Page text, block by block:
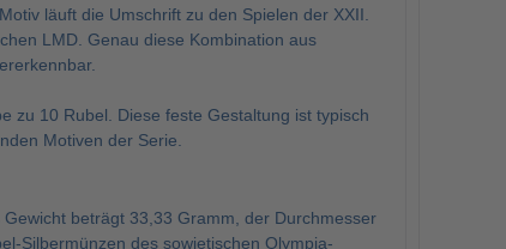
läuft die Umschrift zu den Spielen der XXII.
LMD. Genau diese Kombination aus
zu 10 Rubel. Diese feste Gestaltung ist typisch
Motiven der Serie.
beträgt 33,33 Gramm, der Durchmesser
Silbermünzen des sowjetischen Olympia-